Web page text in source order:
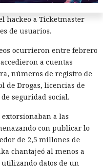
hackeo a Ticketmaster
de usuarios.
ocurrieron entre febrero
a cuentas
números de registro de
de Drogas, licencias de
seguridad social.
a las
con publicar lo
de 2,5 millones de
chantajeó al menos a
datos de un
neuronales
de
y las
un 2%.